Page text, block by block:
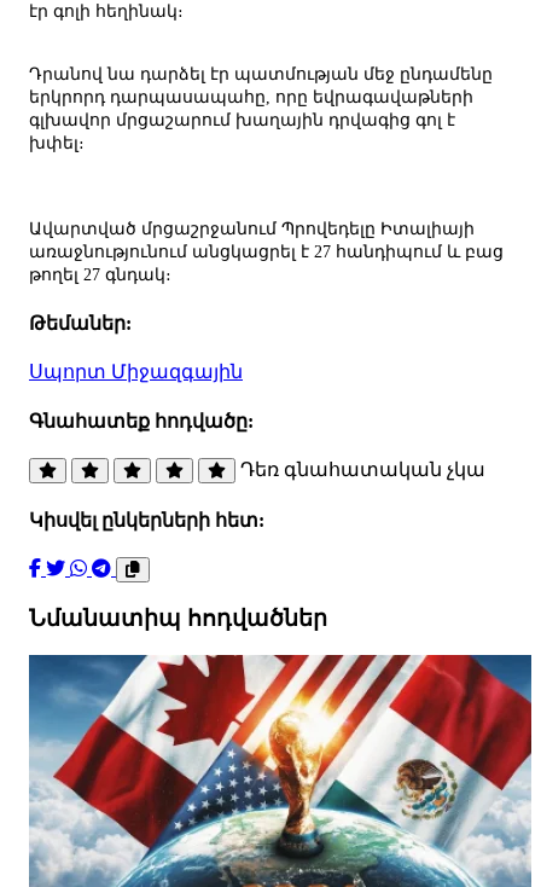
էր գոլի հեղինակ։
Դրանով նա դարձել էր պատմության մեջ ընդամենը
երկրորդ դարպասապահը, որը եվրագավաթների
գլխավոր մրցաշարում խաղային դրվագից գոլ է
խփել։
Ավարտված մրցաշրջանում Պրովեդելը Իտալիայի
առաջնությունում անցկացրել է 27 հանդիպում և բաց
թողել 27 գնդակ։
Թեմաներ:
Սպորտ Միջազգային
Գնահատեք հոդվածը:
Դեռ գնահատական չկա
Կիսվել ընկերների հետ:
Նմանատիպ հոդվածներ